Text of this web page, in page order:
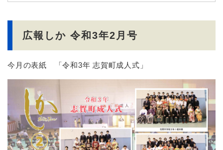
広報しか 令和3年2月号
今月の表紙 「令和3年 志賀町成人式」